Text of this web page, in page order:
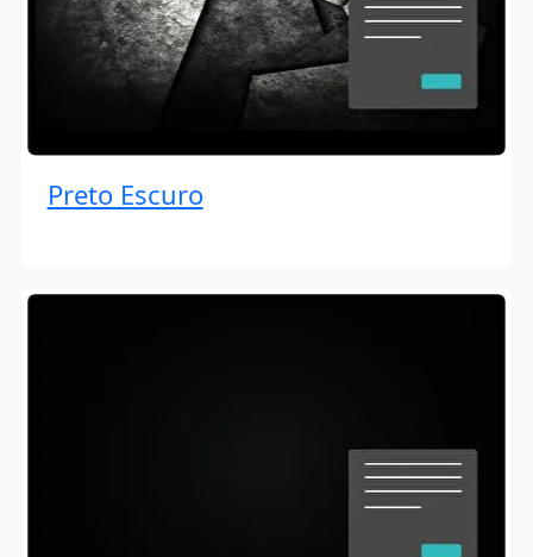
Preto Escuro